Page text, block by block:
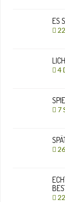
ES
4
7